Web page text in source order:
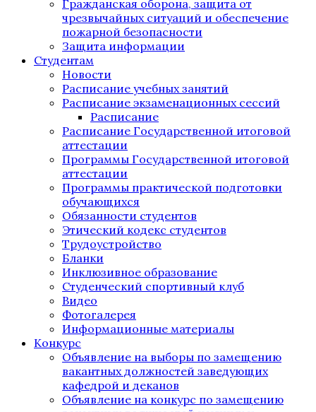
Гражданская оборона, защита от
чрезвычайных ситуаций и обеспечение
пожарной безопасности
Защита информации
Студентам
Новости
Расписание учебных занятий
Расписание экзаменационных сессий
Расписание
Расписание Государственной итоговой
аттестации
Программы Государственной итоговой
аттестации
Программы практической подготовки
обучающихся
Обязанности студентов
Этический кодекс студентов
Трудоустройство
Бланки
Инклюзивное образование
Студенческий спортивный клуб
Видео
Фотогалерея
Информационные материалы
Конкурс
Объявление на выборы по замещению
вакантных должностей заведующих
кафедрой и деканов
Объявление на конкурс по замещению